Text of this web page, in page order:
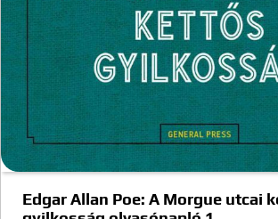
Edgar Allan Poe: A Morgue utcai